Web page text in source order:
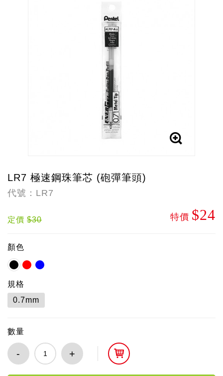
LR7 極速鋼珠筆芯 (砲彈筆頭)
代號：LR7
定價 $30 特價 $24
顏色
規格
0.7mm
數量
- +